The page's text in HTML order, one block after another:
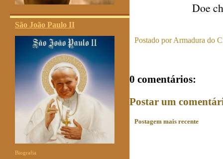
São João Paulo II
Biografia
Doe
Postado porArmadura do
0 comentários:
Postar um
Postagem mais recente